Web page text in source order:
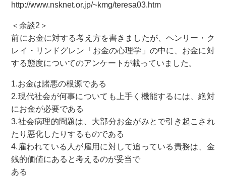
http://www.nsknet.or.jp/~kmg/teresa03.htm
＜余談2＞
前にお金に対する考え方を書きましたが、ヘンリー・ク
レイ・リンドグレン「お金の心理学」の中に、お金に対
する態度についてのアンケートが載っていました。
1.お金は諸悪の根源である
2.現代社会が何事についても上手く機能するには、絶対
にお金が必要である
3.社会病理的問題は、大部分お金がみとで引き起こされ
たり悪化したりするものである
4.雇われている人が雇用に対して追っている責務は、金
銭的価値にあると考えるのが妥当で
ある